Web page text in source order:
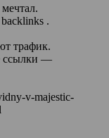
.
трафик.
ссылки —
v-majestic-